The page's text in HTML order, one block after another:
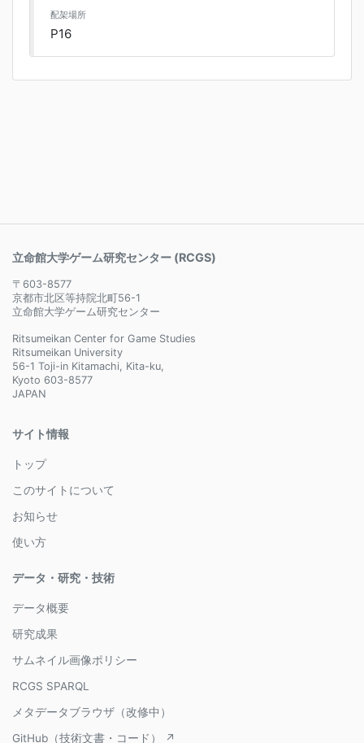
配架場所
P16
立命館大学ゲーム研究センター (RCGS)
〒603-8577
京都市北区等持院北町56-1
立命館大学ゲーム研究センター
Ritsumeikan Center for Game Studies
Ritsumeikan University
56-1 Toji-in Kitamachi, Kita-ku,
Kyoto 603-8577
JAPAN
サイト情報
トップ
このサイトについて
お知らせ
使い方
データ・研究・技術
データ概要
研究成果
サムネイル画像ポリシー
RCGS SPARQL
メタデータブラウザ（改修中）
GitHub（技術文書・コード） ↗